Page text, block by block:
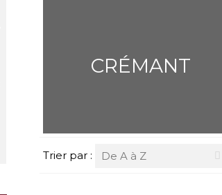
CRÉMANT
Trier par : De A à Z